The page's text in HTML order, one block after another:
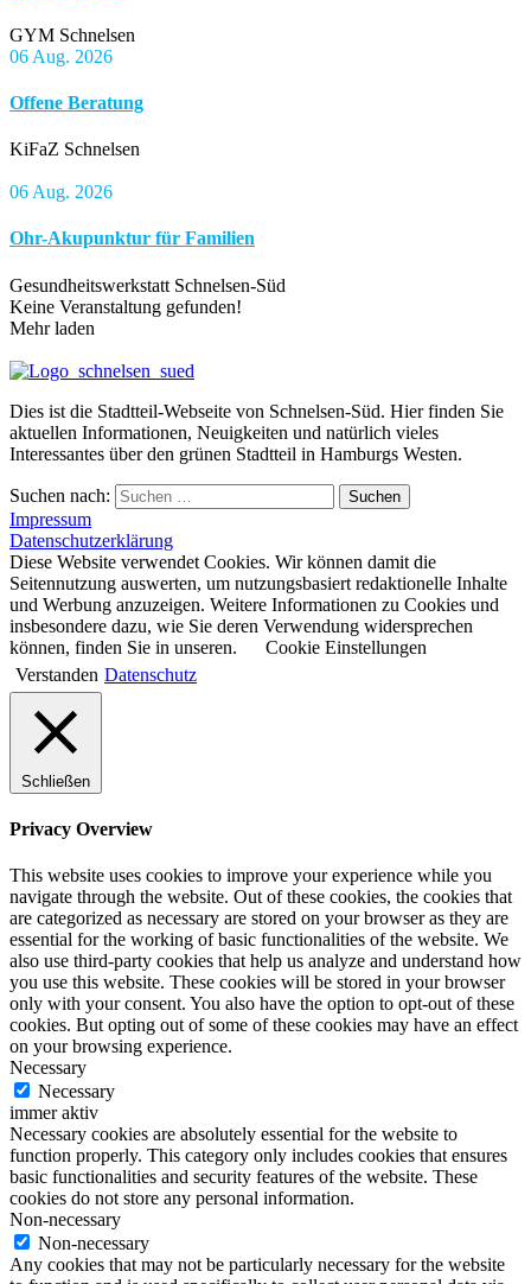
GYM Schnelsen
06 Aug. 2026
Offene Beratung
KiFaZ Schnelsen
06 Aug. 2026
Ohr-Akupunktur für Familien
Gesundheitswerkstatt Schnelsen-Süd
Keine Veranstaltung gefunden!
Mehr laden
Dies ist die Stadtteil-Webseite von Schnelsen-Süd. Hier finden Sie
aktuellen Informationen, Neuigkeiten und natürlich vieles
Interessantes über den grünen Stadtteil in Hamburgs Westen.
Suchen nach: Suchen
Impressum
Datenschutzerklärung
Diese Website verwendet Cookies. Wir können damit die
Seitennutzung auswerten, um nutzungsbasiert redaktionelle Inhalte
und Werbung anzuzeigen. Weitere Informationen zu Cookies und
insbesondere dazu, wie Sie deren Verwendung widersprechen
können, finden Sie in unseren.
Cookie Einstellungen
Verstanden Datenschutz
Schließen
Privacy Overview
This website uses cookies to improve your experience while you
navigate through the website. Out of these cookies, the cookies that
are categorized as necessary are stored on your browser as they are
essential for the working of basic functionalities of the website. We
also use third-party cookies that help us analyze and understand how
you use this website. These cookies will be stored in your browser
only with your consent. You also have the option to opt-out of these
cookies. But opting out of some of these cookies may have an effect
on your browsing experience.
Necessary
Necessary
immer aktiv
Necessary cookies are absolutely essential for the website to
function properly. This category only includes cookies that ensures
basic functionalities and security features of the website. These
cookies do not store any personal information.
Non-necessary
Non-necessary
Any cookies that may not be particularly necessary for the website